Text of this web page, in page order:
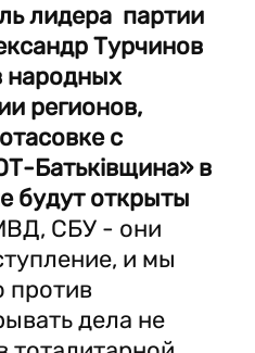
лидера партии
Турчинов
народных
регионов,
с
Батьківщина» в
будут открыты
СБУ - они
и мы
против
дела не